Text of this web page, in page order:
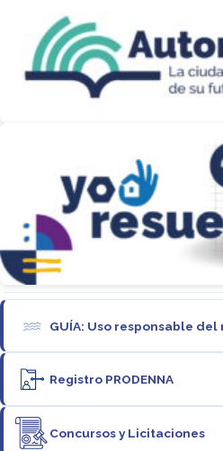
GUÍA: Uso responsable del
Registro PRODENNA
Concursos y Licitaciones